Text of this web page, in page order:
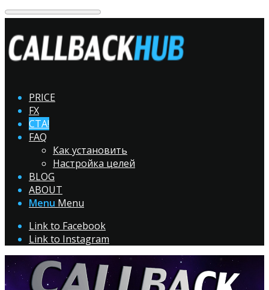
PRICE
FX
CTA!
FAQ
Как установить
Настройка целей
BLOG
ABOUT
Menu Menu
Link to Facebook
Link to Instagram